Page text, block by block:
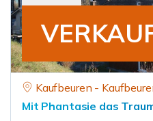
Kaufbeuren -
Mit Phantasie das